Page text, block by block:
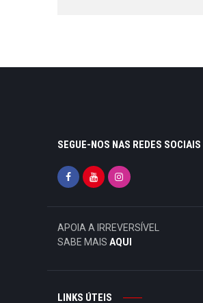
SEGUE-NOS NAS REDES SOCIAIS
APOIA A IRREVERSÍVEL
SABE MAIS AQUI
LINKS ÚTEIS